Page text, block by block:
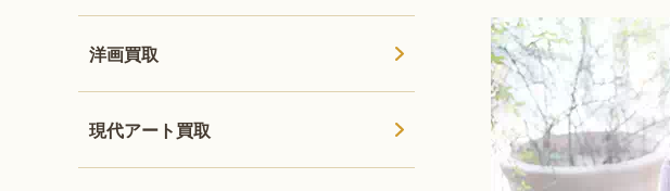
洋画買取
現代アート買取